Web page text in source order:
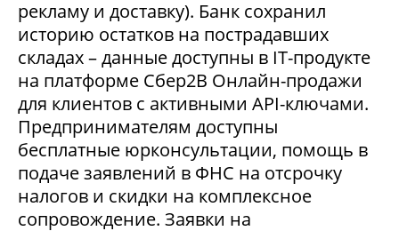
рекламу и доставку). Банк сохранил
историю остатков на пострадавших
складах – данные доступны в IT-продукте
на платформе Сбер2В Онлайн-продажи
для клиентов с активными API-ключами.
Предпринимателям доступны
бесплатные юрконсультации, помощь в
подаче заявлений в ФНС на отсрочку
налогов и скидки на комплексное
сопровождение. Заявки на